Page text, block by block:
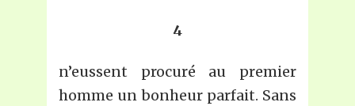
4
n’eussent procuré au premier
homme un bonheur parfait. Sans